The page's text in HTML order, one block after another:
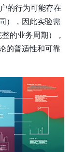
的行为可能存在
），因此实验需
的业务周期），
的普适性和可靠